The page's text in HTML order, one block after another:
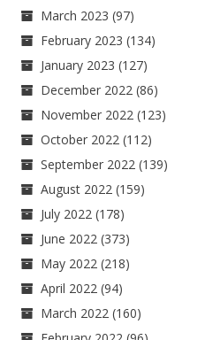
March 2023 (97)
February 2023 (134)
January 2023 (127)
December 2022 (86)
November 2022 (123)
October 2022 (112)
September 2022 (139)
August 2022 (159)
July 2022 (178)
June 2022 (373)
May 2022 (218)
April 2022 (94)
March 2022 (160)